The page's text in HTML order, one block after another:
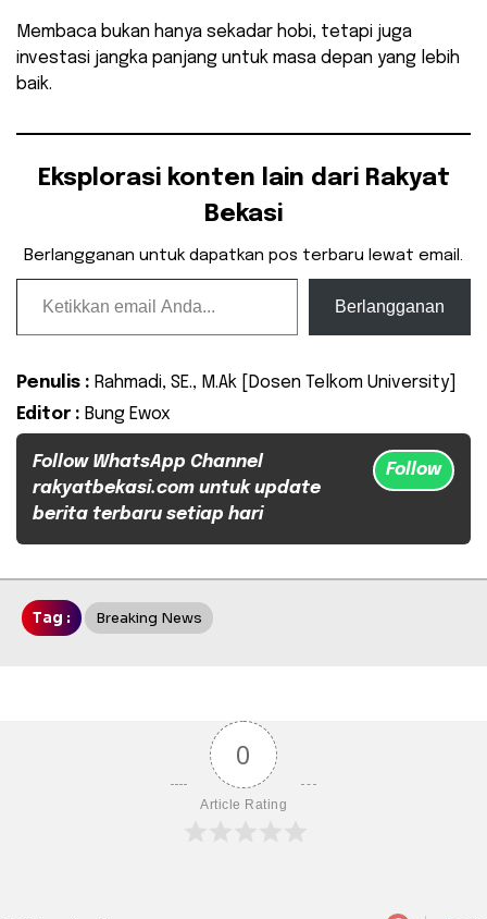
Membaca bukan hanya sekadar hobi, tetapi juga
investasi jangka panjang untuk masa depan yang lebih
baik.
Eksplorasi konten lain dari Rakyat
Bekasi
Berlangganan untuk dapatkan pos terbaru lewat email.
Ketikkan email Anda...
Berlangganan
Penulis : Rahmadi, SE., M.Ak [Dosen Telkom University]
Editor : Bung Ewox
Follow WhatsApp Channel
rakyatbekasi.com untuk update
berita terbaru setiap hari
Follow
Tag : Breaking News
0
Article Rating